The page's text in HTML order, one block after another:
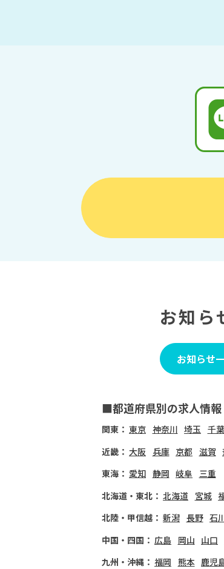
お知ら
お知らせ
■都道府県別の求人情報
関東： 東京 神奈川 埼玉 千葉
近畿： 大阪 兵庫 京都 滋賀
東海： 愛知 静岡 岐阜
三重
北海道・東北： 北海道 宮城
北陸・甲信越： 新潟 長野 石
中国・四国： 広島 岡山 山口
九州・沖縄： 福岡 熊本 鹿児